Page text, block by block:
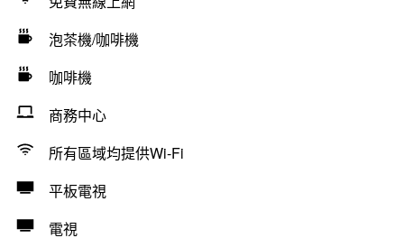
泡茶機/咖啡機
咖啡機
商務中心
所有區域均提供Wi-Fi
平板電視
電視